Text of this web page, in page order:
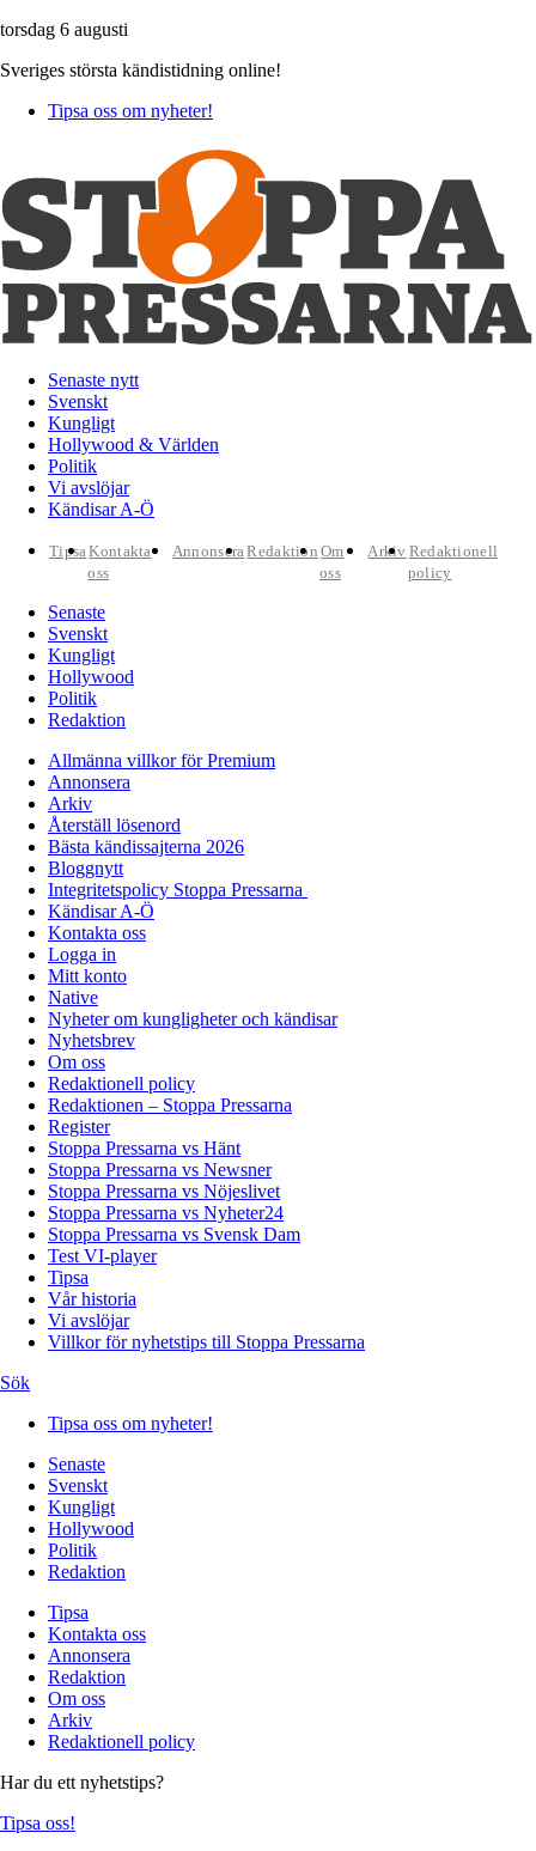
torsdag 6 augusti
Sveriges största kändistidning online!
Tipsa oss om nyheter!
Senaste nytt
Svenskt
Kungligt
Hollywood & Världen
Politik
Vi avslöjar
Kändisar A-Ö
TipsaKontakta
oss
AnnonseraRedaktion Om
oss
Arkiv Redaktionell
policy
Senaste
Svenskt
Kungligt
Hollywood
Politik
Redaktion
Allmänna villkor för Premium
Annonsera
Arkiv
Återställ lösenord
Bästa kändissajterna 2026
Bloggnytt
Integritetspolicy Stoppa Pressarna
Kändisar A-Ö
Kontakta oss
Logga in
Mitt konto
Native
Nyheter om kungligheter och kändisar
Nyhetsbrev
Om oss
Redaktionell policy
Redaktionen – Stoppa Pressarna
Register
Stoppa Pressarna vs Hänt
Stoppa Pressarna vs Newsner
Stoppa Pressarna vs Nöjeslivet
Stoppa Pressarna vs Nyheter24
Stoppa Pressarna vs Svensk Dam
Test VI-player
Tipsa
Vår historia
Vi avslöjar
Villkor för nyhetstips till Stoppa Pressarna
Sök
Tipsa oss om nyheter!
Senaste
Svenskt
Kungligt
Hollywood
Politik
Redaktion
Tipsa
Kontakta oss
Annonsera
Redaktion
Om oss
Arkiv
Redaktionell policy
Har du ett nyhetstips?
Tipsa oss!